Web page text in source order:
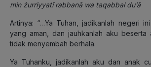
min żurriyyatī rabbanā wa taqabbal du’ā
Artinya: “…Ya Tuhan, jadikanlah negeri
yang aman, dan jauhkanlah aku beserta
tidak menyembah berhala.
Ya Tuhanku, jadikanlah aku dan anak